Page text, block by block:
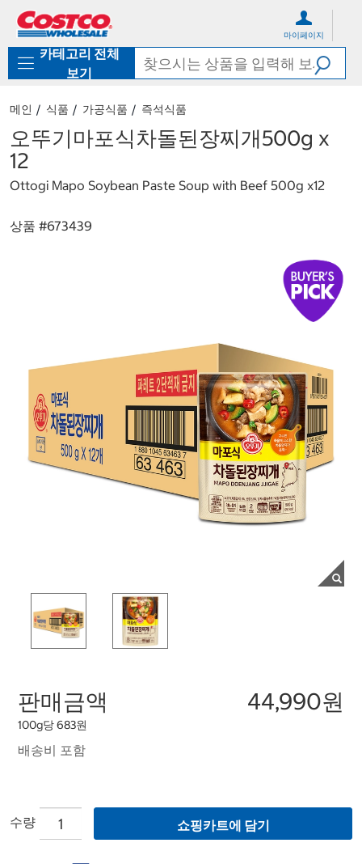
로
기
가
마이페이지
카테고리 전체
보기
메인 식품 가공식품 즉석식품
오뚜기마포식차돌된장찌개500g x
12
Ottogi Mapo Soybean Paste Soup with Beef 500g x12
상품 #673439
판매금액 44,990원
100g당 683원
배송비 포함
수량 쇼핑카트에 담기